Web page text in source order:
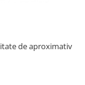
de aproximativ